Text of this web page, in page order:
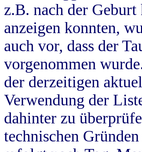
z.B. nach der
anzeigen konnten,
auch vor, dass der
vorgenommen
der derzeitigen
Verwendung der
dahinter zu
technischen